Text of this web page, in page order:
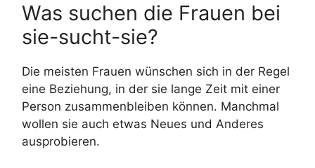
Was suchen die Frauen bei
sie-sucht-sie?
Die meisten Frauen wünschen sich in der Regel
eine Beziehung, in der sie lange Zeit mit einer
Person zusammenbleiben können. Manchmal
wollen sie auch etwas Neues und Anderes
ausprobieren.